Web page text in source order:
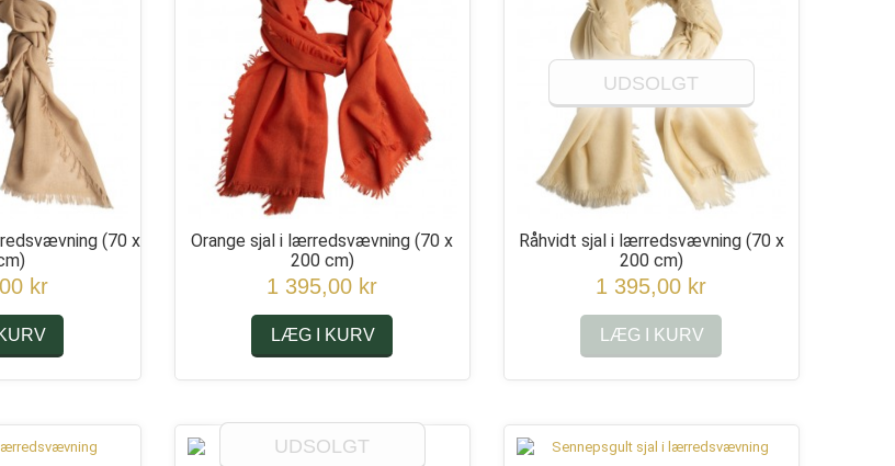
(70 x
kr
Orange sjal i lærredsvævning(70 x
200 cm)
1 395,00 kr
LÆG I KURV
UDSOLGT
Råhvidt sjal i lærredsvævning (70 x
200 cm)
1 395,00 kr
LÆG I KURV
UDSOLGT